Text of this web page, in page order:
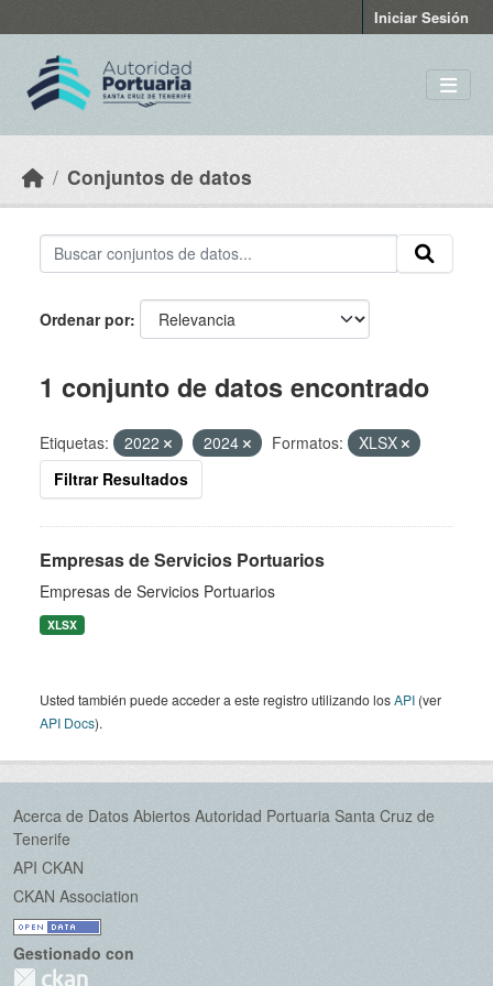
Iniciar Sesión
Conjuntos de datos
Ordenar por
1 conjunto de datos encontrado
Etiquetas: 2022 2024 Formatos:
XLSX
Filtrar Resultados
Empresas de Servicios Portuarios
Empresas de Servicios Portuarios
XLSX
Usted también puede acceder a este registro utilizando losAPI (ver
API Docs).
Acerca de Datos Abiertos Autoridad Portuaria Santa Cruz de
Tenerife
API CKAN
CKAN Association
Gestionado con